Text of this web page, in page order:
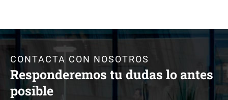
CONTACTA CON NOSOTROS
Responderemos tu dudas lo antes
posible